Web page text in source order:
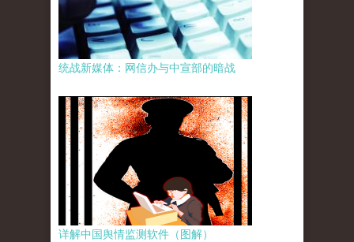
统战新媒体：网信办与中宣部的暗战
详解中国舆情监测软件（图解）